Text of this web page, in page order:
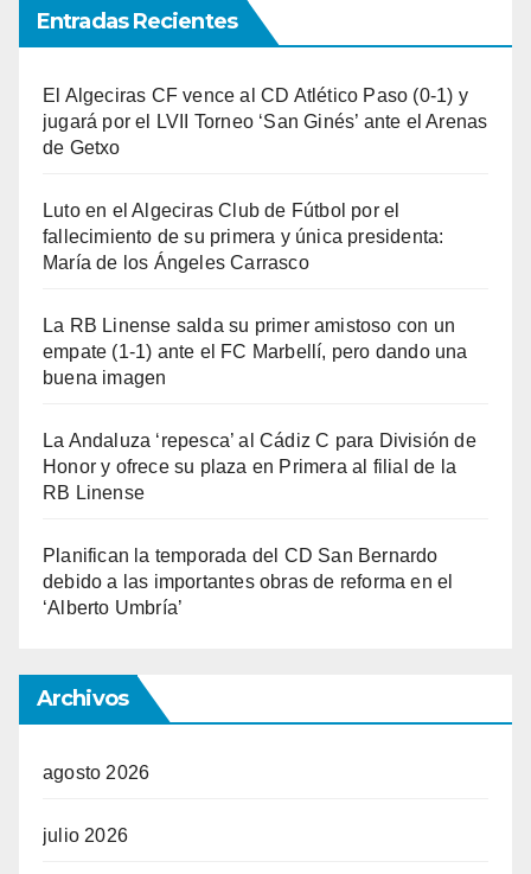
Entradas Recientes
El Algeciras CF vence al CD Atlético Paso (0-1) y
jugará por el LVII Torneo ‘San Ginés’ ante el Arenas
de Getxo
Luto en el Algeciras Club de Fútbol por el
fallecimiento de su primera y única presidenta:
María de los Ángeles Carrasco
La RB Linense salda su primer amistoso con un
empate (1-1) ante el FC Marbellí, pero dando una
buena imagen
La Andaluza ‘repesca’ al Cádiz C para División de
Honor y ofrece su plaza en Primera al filial de la
RB Linense
Planifican la temporada del CD San Bernardo
debido a las importantes obras de reforma en el
‘Alberto Umbría’
Archivos
agosto 2026
julio 2026